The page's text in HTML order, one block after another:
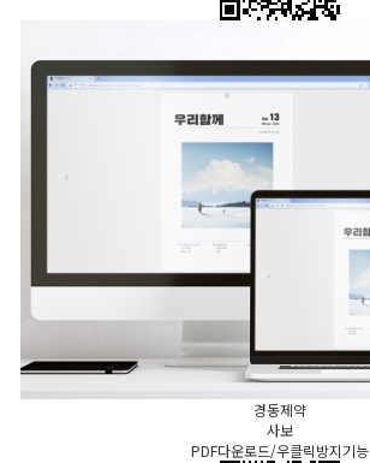
경동제약
사보
PDF다운로드/우클릭방지기능